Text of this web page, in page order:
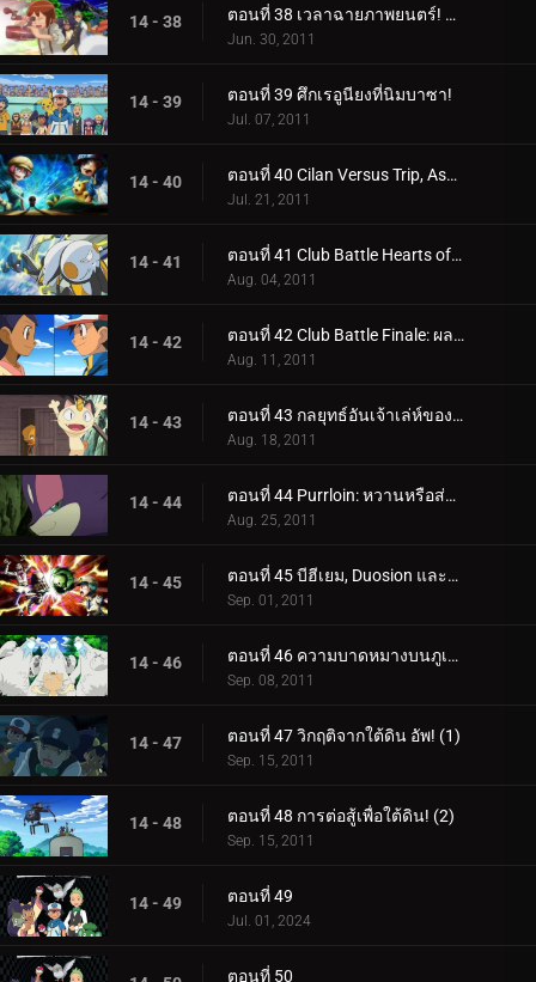
14 - 38 ตอนที่ 38 เวลาฉายภาพยนตร์! โซรัวใน "ตำนานอัศวินโปเกมอน"!
Jun. 30, 2011
14 - 39 ตอนที่ 39 ศึกเรอูนียงที่นิมบาซา!
Jul. 07, 2011
14 - 40 ตอนที่ 40 Cilan Versus Trip, Ash กับ Georgia!
Jul. 21, 2011
14 - 41 ตอนที่ 41 Club Battle Hearts of Fury: เอโมลก้าปะทะซอว์ค!
Aug. 04, 2011
14 - 42 ตอนที่ 42 Club Battle Finale: ผลลัพธ์ของฮีโร่!
Aug. 11, 2011
14 - 43 ตอนที่ 43 กลยุทธ์อันเจ้าเล่ห์ของ Meowth!
Aug. 18, 2011
14 - 44 ตอนที่ 44 Purrloin: หวานหรือส่อเสียด?
Aug. 25, 2011
14 - 45 ตอนที่ 45 บีฮีเยม, Duosion และโจรแห่งความฝัน!
Sep. 01, 2011
14 - 46 ตอนที่ 46 ความบาดหมางบนภูเขา Beartic!
Sep. 08, 2011
14 - 47 ตอนที่ 47 วิกฤติจากใต้ดิน อัพ! (1)
Sep. 15, 2011
14 - 48 ตอนที่ 48 การต่อสู้เพื่อใต้ดิน! (2)
Sep. 15, 2011
14 - 49 ตอนที่ 49
Jul. 01, 2024
ตอนที่ 50